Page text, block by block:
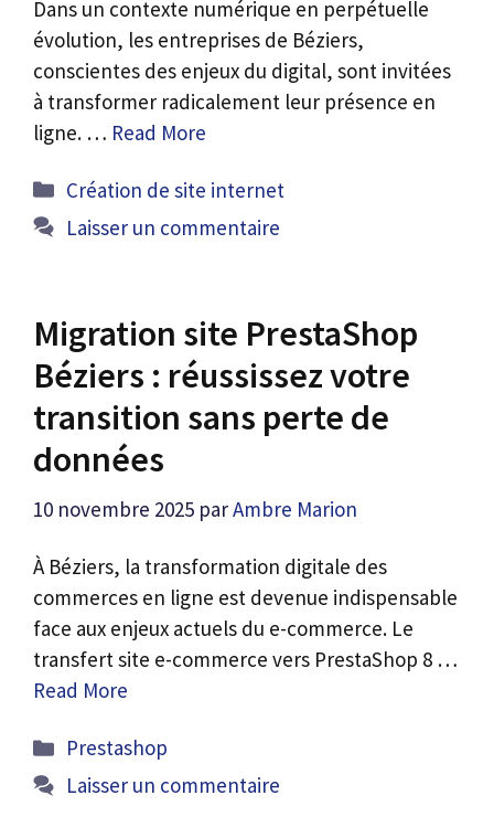
Dans un contexte numérique en perpétuelle
évolution, les entreprises de Béziers,
conscientes des enjeux du digital, sont invitées
à transformer radicalement leur présence en
ligne. … Read More
Catégories
Création de site internet
Laisser un commentaire
Migration site PrestaShop
Béziers : réussissez votre
transition sans perte de
données
10 novembre 2025 parAmbre Marion
À Béziers, la transformation digitale des
commerces en ligne est devenue indispensable
face aux enjeux actuels du e-commerce. Le
transfert site e-commerce vers PrestaShop 8 …
Read More
Catégories
Prestashop
Laisser un commentaire